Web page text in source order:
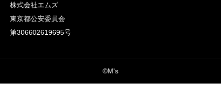
株式会社エムズ
東京都公安委員会
第306602619695号
©M's